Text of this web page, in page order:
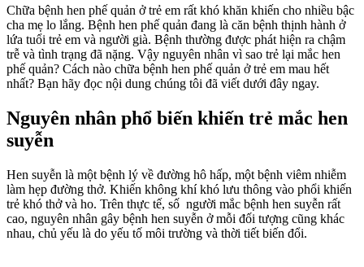
Chữa bệnh hen phế quản ở trẻ em rất khó khăn khiến cho nhiều bậc
cha mẹ lo lắng. Bệnh hen phế quản đang là căn bệnh thịnh hành ở
lứa tuổi trẻ em và người già. Bệnh thường được phát hiện ra chậm
trễ và tình trạng đã nặng. Vậy nguyên nhân vì sao trẻ lại mắc hen
phế quản? Cách nào chữa bệnh hen phế quản ở trẻ em mau hết
nhất? Bạn hãy đọc nội dung chúng tôi đã viết dưới đây ngay.
Nguyên nhân phổ biến khiến trẻ mắc hen
suyễn
Hen suyễn là một bệnh lý về đường hô hấp, một bệnh viêm nhiễm
làm hẹp đường thở. Khiến không khí khó lưu thông vào phổi khiến
trẻ khó thở và ho. Trên thực tế, số người mắc bệnh hen suyễn rất
cao, nguyên nhân gây bệnh hen suyễn ở mỗi đối tượng cũng khác
nhau, chủ yếu là do yếu tố môi trường và thời tiết biến đổi.